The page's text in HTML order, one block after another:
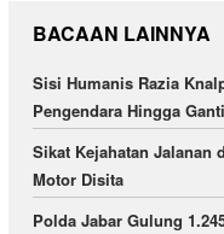
BACAAN LAINNYA
Sisi Humanis Razia
Pengendara Hingga
Sikat Kejahatan Jalanan
Motor Disita
Polda Jabar Gulung